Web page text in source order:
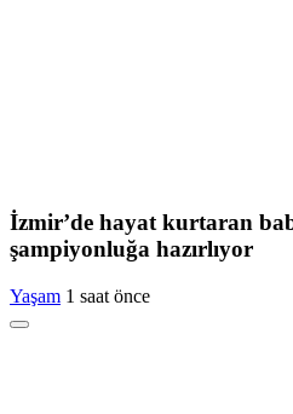
İzmir’de hayat kurtaran
şampiyonluğa hazırlıyor
Yaşam 1 saat önce